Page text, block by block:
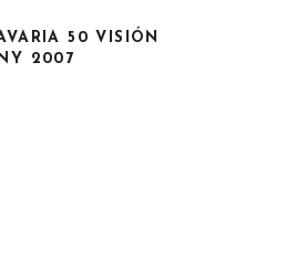
50 VISIÓN
2007